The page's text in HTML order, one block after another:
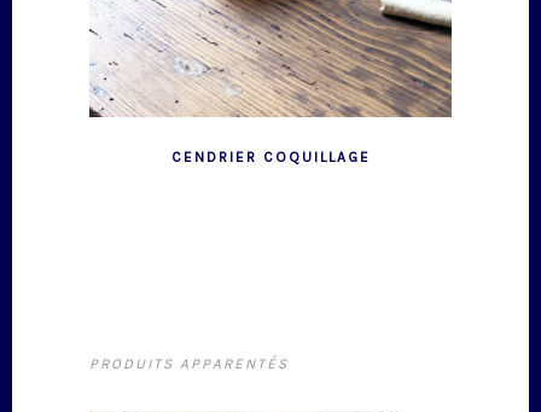
CENDRIER COQUILLAGE
PRODUITS APPARENTÉS